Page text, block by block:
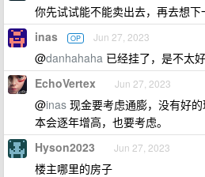
你先试试能不能卖出去，再去想下
inas OP Jun 27, 2023
@danhahaha 已经挂了，是不太
EchoVertex Jun 27, 2023
@inas 现金要考虑通膨，没有好
本会逐年增高，也要考虑。
Hyson2023 Jun 27, 2023
楼主哪里的房子